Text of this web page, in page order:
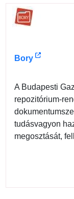
Bory
A Budapesti
repozitórium-
tudásvagyon
megosztását,